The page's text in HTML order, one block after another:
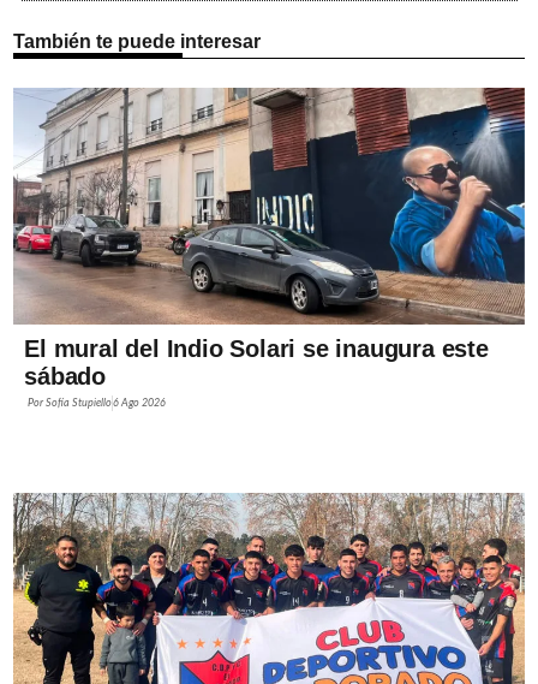
También te puede interesar
El mural del Indio Solari se inaugura este
sábado
PorSofía Stupiello6 Ago 2026